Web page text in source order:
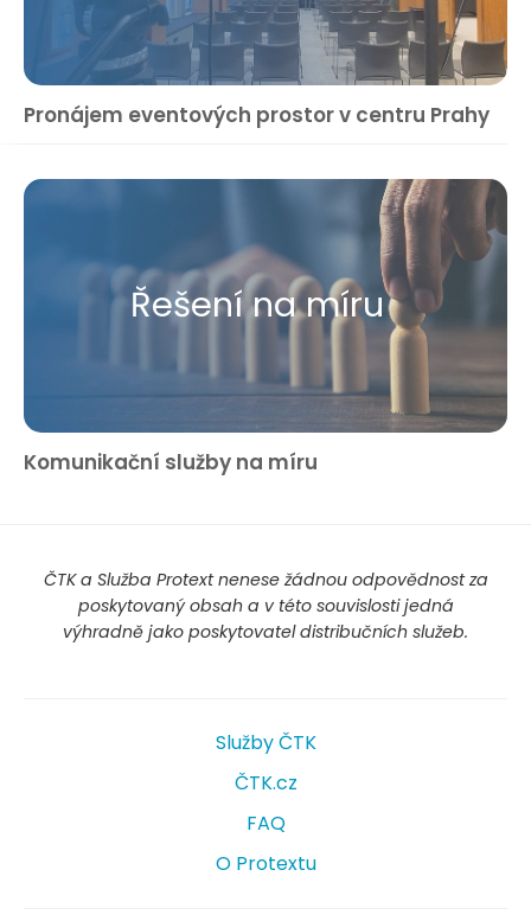
Pronájem eventových prostor v centru Prahy
Řešení na míru
Komunikační služby na míru
ČTK a Služba Protext nenese žádnou odpovědnost za
poskytovaný obsah a v této souvislosti jedná
výhradně jako poskytovatel distribučních služeb.
Služby ČTK
ČTK.cz
FAQ
O Protextu